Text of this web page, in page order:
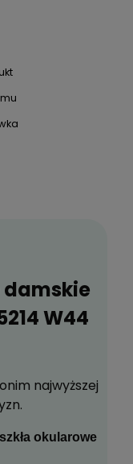
tą promocją:
o produkt
W44
najwyższej
okularowe